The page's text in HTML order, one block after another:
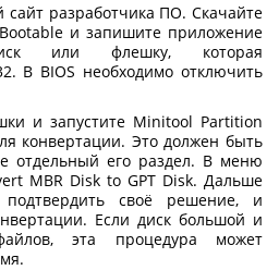
разработчика ПО. Скачайте
и запишите приложение
или флешку, которая
В BIOS необходимо отключить
и запустите Minitool Partition
конвертации. Это должен быть
отдельный его раздел. В меню
MBR Disk to GPT Disk. Дальше
своё решение, и
Если диск большой и
эта процедура может